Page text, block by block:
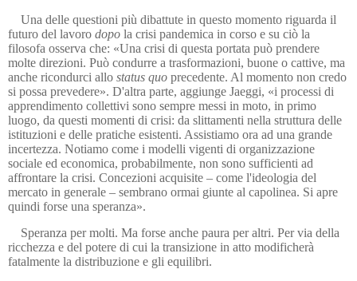
Una delle questioni più dibattute in questo momento riguarda il
futuro del lavoro dopo la crisi pandemica in corso e su ciò la
filosofa osserva che: «Una crisi di questa portata può prendere
molte direzioni. Può condurre a trasformazioni, buone o cattive, ma
anche ricondurci allo status quo precedente. Al momento non credo
si possa prevedere». D'altra parte, aggiunge Jaeggi, «i processi di
apprendimento collettivi sono sempre messi in moto, in primo
luogo, da questi momenti di crisi: da slittamenti nella struttura delle
istituzioni e delle pratiche esistenti. Assistiamo ora ad una grande
incertezza. Notiamo come i modelli vigenti di organizzazione
sociale ed economica, probabilmente, non sono sufficienti ad
affrontare la crisi. Concezioni acquisite – come l'ideologia del
mercato in generale – sembrano ormai giunte al capolinea. Si apre
quindi forse una speranza».
Speranza per molti. Ma forse anche paura per altri. Per via della
ricchezza e del potere di cui la transizione in atto modificherà
fatalmente la distribuzione e gli equilibri.